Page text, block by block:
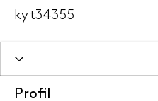
kyt34355
Profil